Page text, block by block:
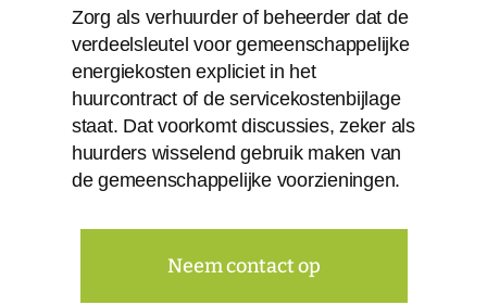
Zorg als verhuurder of beheerder dat de
verdeelsleutel voor gemeenschappelijke
energiekosten expliciet in het
huurcontract of de servicekostenbijlage
staat. Dat voorkomt discussies, zeker als
huurders wisselend gebruik maken van
de gemeenschappelijke voorzieningen.
Neem contact op